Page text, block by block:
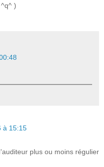
)
à 15:15
plus ou moins régulier